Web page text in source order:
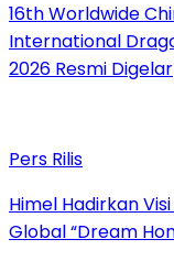
16th Worldwide
International
2026 Resmi Digelar
Pers Rilis
Himel Hadirkan
Global “Dream